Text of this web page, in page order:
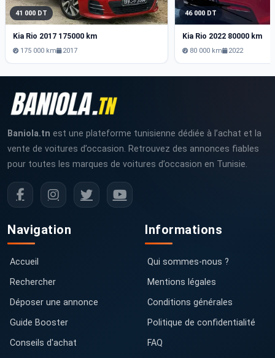
41 000 DT
Kia Rio 2017 175000 km
175 000 km 2017
46 000 DT
Kia Rio 2022 80000 km
80 000 km 2022
Baniola.tn est une plateforme tunisienne dédiée à l’achat et la
vente de voitures d’occasion. Retrouvez des annonces fiables
pour toutes les marques de voitures d’occasion en Tunisie.
Navigation
Accueil
Rechercher
Déposer une annonce
Guide Booster
Conseils d'achat
Informations
Qui sommes-nous ?
Mentions légales
Conditions générales
Politique de confidentialité
FAQ